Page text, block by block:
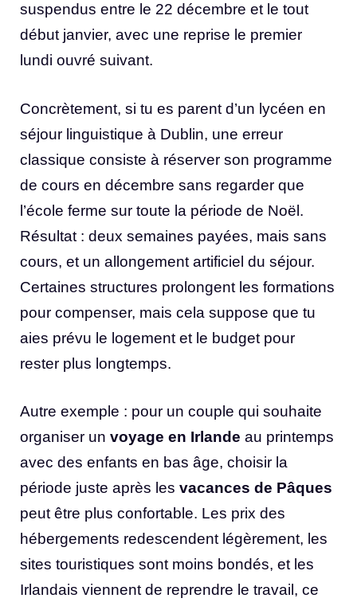
suspendus entre le 22 décembre et le tout
début janvier, avec une reprise le premier
lundi ouvré suivant.
Concrètement, si tu es parent d’un lycéen en
séjour linguistique à Dublin, une erreur
classique consiste à réserver son programme
de cours en décembre sans regarder que
l’école ferme sur toute la période de Noël.
Résultat : deux semaines payées, mais sans
cours, et un allongement artificiel du séjour.
Certaines structures prolongent les formations
pour compenser, mais cela suppose que tu
aies prévu le logement et le budget pour
rester plus longtemps.
Autre exemple : pour un couple qui souhaite
organiser un voyage en Irlande au printemps
avec des enfants en bas âge, choisir la
période juste après les vacances de Pâques
peut être plus confortable. Les prix des
hébergements redescendent légèrement, les
sites touristiques sont moins bondés, et les
Irlandais viennent de reprendre le travail, ce